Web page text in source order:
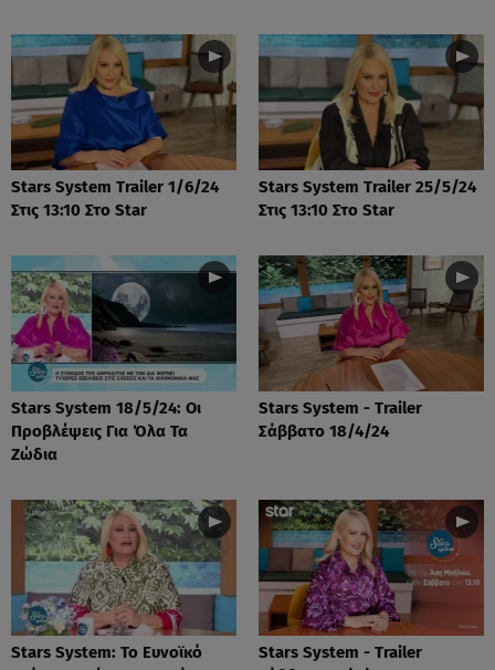
Stars System Trailer 1/6/24
Στις 13:10 Στο Star
Stars System Trailer 25/5/24
Στις 13:10 Στο Star
Stars System 18/5/24: Οι
Προβλέψεις Για Όλα Τα
Ζώδια
Stars System - Trailer
Σάββατο 18/4/24
Stars System: Το Ευνοϊκό
Stars System - Trailer